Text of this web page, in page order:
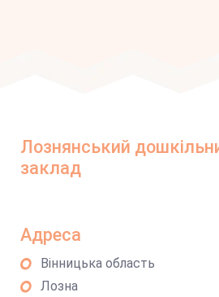
Лознянський
заклад
Адреса
Вінницька область
Лозна